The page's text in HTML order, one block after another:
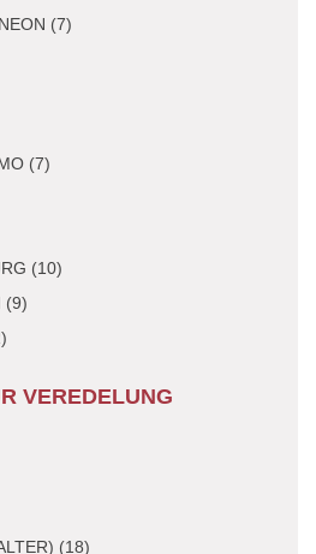
(7)
(7)
(10)
(9)
VEREDELUNG
(18)